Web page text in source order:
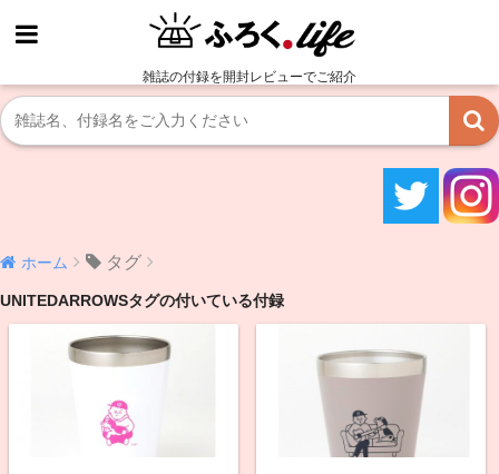
雑誌の付録を開封レビューでご紹介
ホーム タグ
UNITEDARROWSタグの付いている付録